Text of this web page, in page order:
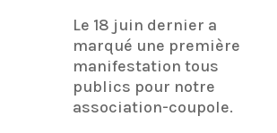
Le 18 juin dernier a
marqué une première
manifestation tous
publics pour notre
association-coupole.